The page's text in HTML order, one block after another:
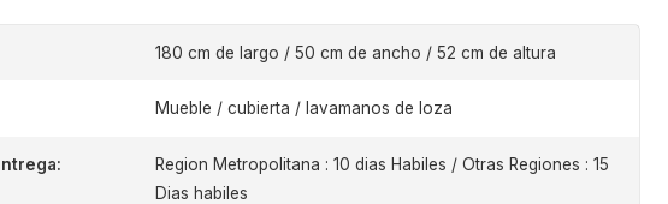
180 cm de largo / 50 cm de ancho / 52 cm de altura
Mueble / cubierta / lavamanos de loza
Region Metropolitana : 10 dias Habiles / Otras Regiones : 15
Dias habiles